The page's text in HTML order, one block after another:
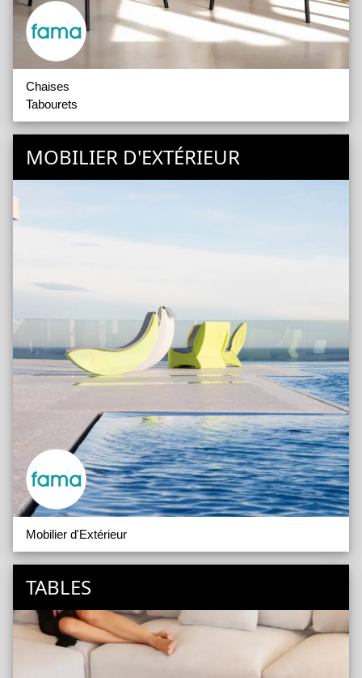
Chaises
Tabourets
MOBILIER D'EXTÉRIEUR
Mobilier d'Extérieur
TABLES